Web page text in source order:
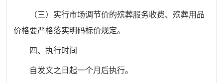
（三） 实行市场调节价的殡葬服务收费、殡葬用品
价格要严格落实明码标价规定。
四、执行时间
自发文之日起一个月后执行。